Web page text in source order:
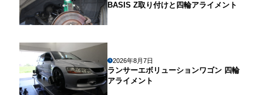
BASIS Z取り付けと四輪アライメント
2026年8月7日
ランサーエボリューションワゴン 四輪
アライメント